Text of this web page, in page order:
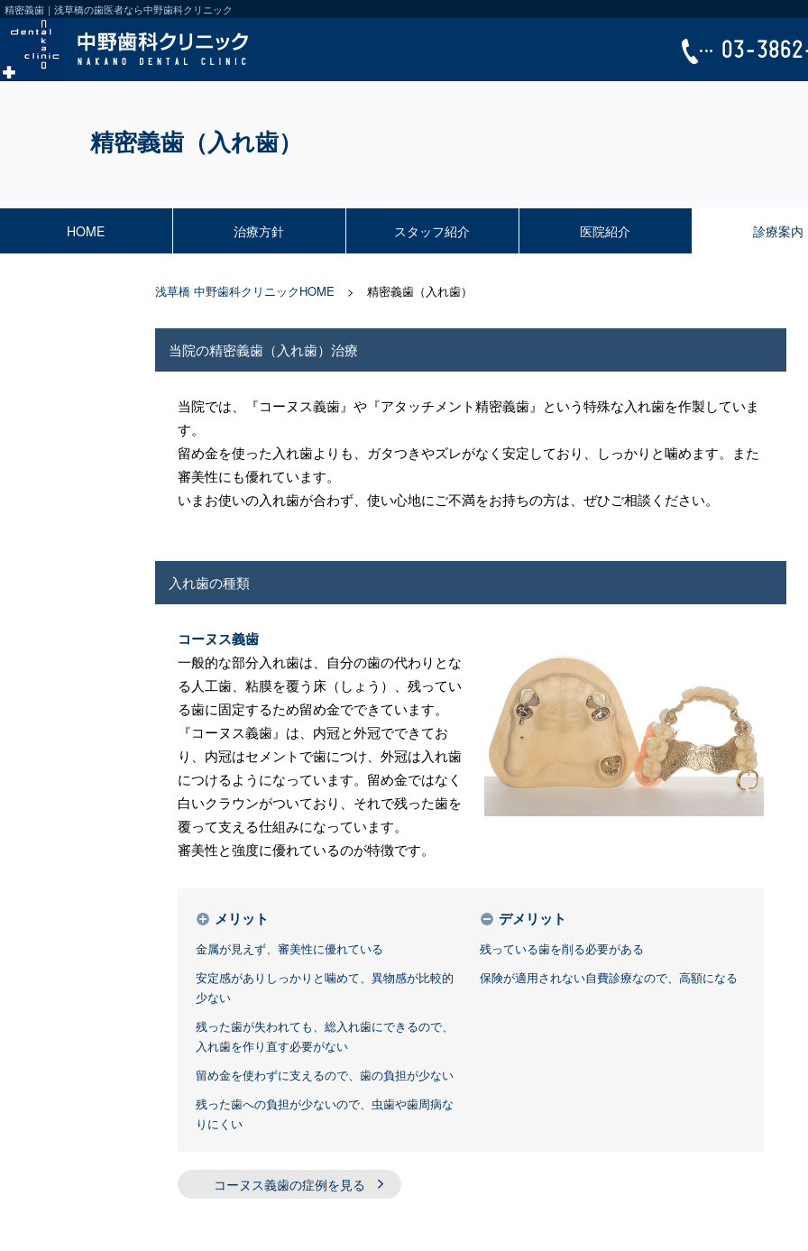
精密義歯｜浅草橋の歯医者なら中野歯科クリニック
03-
精密義歯（入れ歯）
HOME 治療方針 スタッフ紹介 医院紹介 診療案内
浅草橋 中野歯科クリニックHOME 精密義歯（入れ歯）
当院の精密義歯（入れ歯）治療
当院では、『コーヌス義歯』や『アタッチメント精密義歯』という特殊な入れ歯を作製していま
す。
留め金を使った入れ歯よりも、ガタつきやズレがなく安定しており、しっかりと噛めます。また
審美性にも優れています。
いまお使いの入れ歯が合わず、使い心地にご不満をお持ちの方は、ぜひご相談ください。
入れ歯の種類
コーヌス義歯
一般的な部分入れ歯は、自分の歯の代わりとな
る人工歯、粘膜を覆う床（しょう）、残ってい
る歯に固定するため留め金でできています。
『コーヌス義歯』は、内冠と外冠でできてお
り、内冠はセメントで歯につけ、外冠は入れ歯
につけるようになっています。留め金ではなく
白いクラウンがついており、それで残った歯を
覆って支える仕組みになっています。
審美性と強度に優れているのが特徴です。
メリット
金属が見えず、審美性に優れている
安定感がありしっかりと噛めて、異物感が比較的
少ない
残った歯が失われても、総入れ歯にできるので、
入れ歯を作り直す必要がない
留め金を使わずに支えるので、歯の負担が少ない
残った歯への負担が少ないので、虫歯や歯周病な
りにくい
デメリット
残っている歯を削る必要がある
保険が適用されない自費診療なので、高額になる
コーヌス義歯の症例を見る